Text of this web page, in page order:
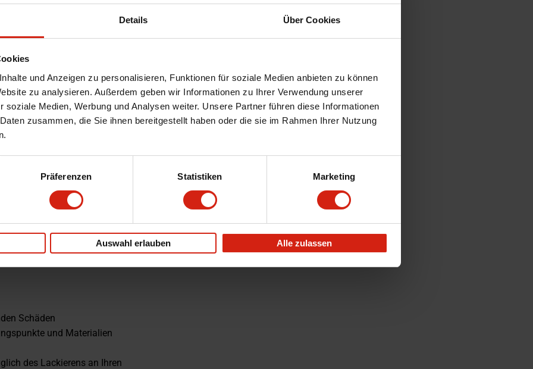
Details Über Cookies
und Anzeigen zu personalisieren, Funktionen für soziale Medien anbieten zu können
zu analysieren. Außerdem geben wir Informationen zu Ihrer Verwendung unserer
soziale Medien, Werbung und Analysen weiter. Unsere Partner führen diese Informationen
zusammen, die Sie ihnen bereitgestellt haben oder die sie im Rahmen Ihrer Nutzung
Präferenzen Statistiken Marketing
Auswahl erlauben Alle zulassen
rufen Sie uns an.
Schäden
und Materialien
des Lackierens an Ihren